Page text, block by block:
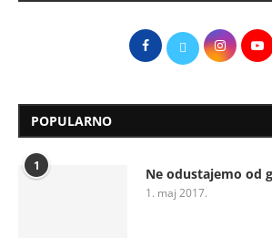
POPULARNO
1 Ne odustajemo od
1. maj 2017.